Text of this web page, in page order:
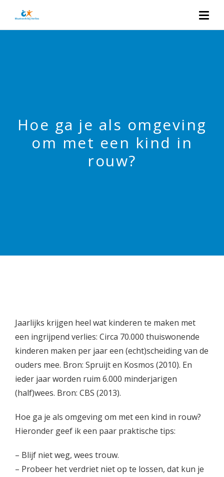
Hoe ga je als omgeving
om met een kind in
rouw?
Jaarlijks krijgen heel wat kinderen te maken met
een ingrijpend verlies: Circa 70.000 thuiswonende
kinderen maken per jaar een (echt)scheiding van de
ouders mee. Bron: Spruijt en Kosmos (2010). En
ieder jaar worden ruim 6.000 minderjarigen
(half)wees. Bron: CBS (2013).
Hoe ga je als omgeving om met een kind in rouw?
Hieronder geef ik een paar praktische tips:
– Blijf niet weg, wees trouw.
– Probeer het verdriet niet op te lossen, dat kun je